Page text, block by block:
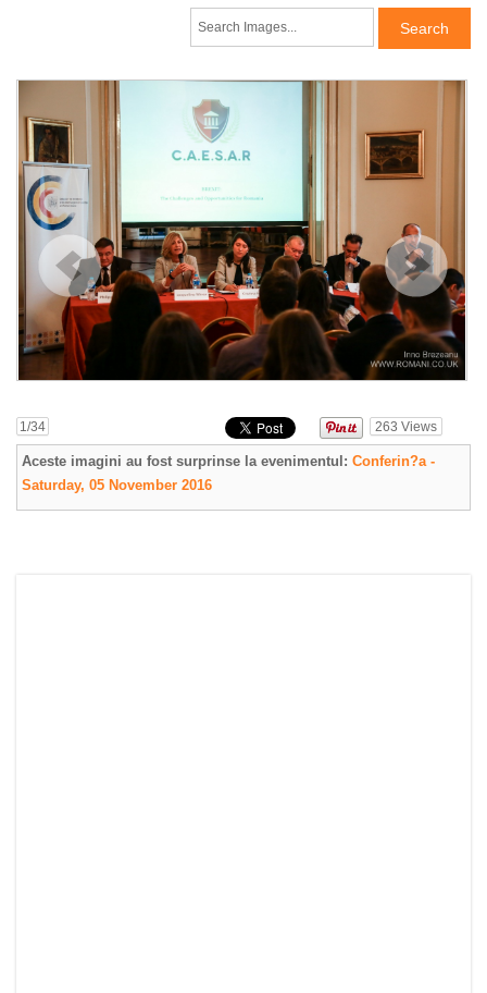
1/34 263 Views
Aceste imagini au fost surprinse la evenimentul: Conferin?a -
Saturday, 05 November 2016